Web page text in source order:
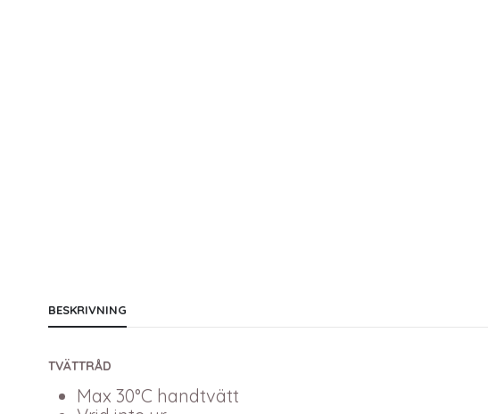
BESKRIVNING
TVÄTTRÅD
Max 30°C handtvätt